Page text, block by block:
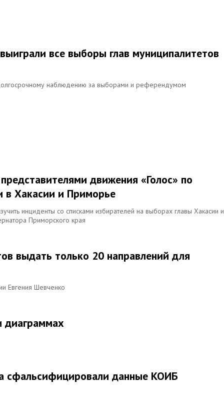
все выборы глав муниципалитетов
наблюдению за выборами и референдумом
движения «Голос» по
в Хакасии и Приморье
инциденты со списками избирателей на выборах главы Хакасии и
Приморского края
выдать только 20 направлений для
Евгения Шевченко
диаграммах
сфальсифицировали данные КОИБ